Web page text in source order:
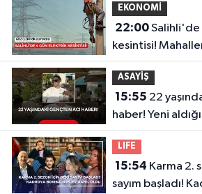
EKONOMİ
22:00Salihli'de 4 gün elektrik
kesintisi!
ASAYİŞ
15:55
haber! Yeni
oldu
LIFE
15:54
sayım başladı!